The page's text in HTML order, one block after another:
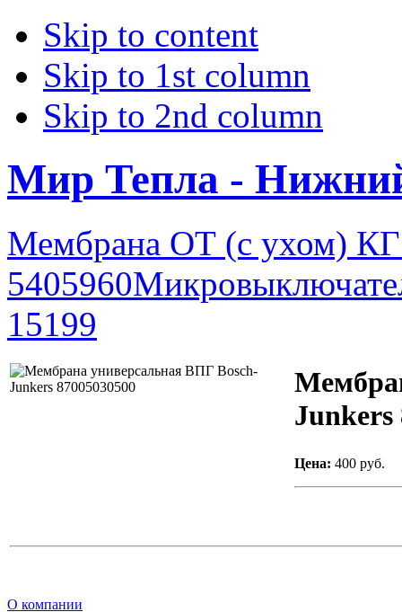
Skip to content
Skip to 1st column
Skip to 2nd column
Мир Тепла -
Мембрана ОТ (с ухом)
5405960
15199
Junkers
Цена: 400 руб.
О компании